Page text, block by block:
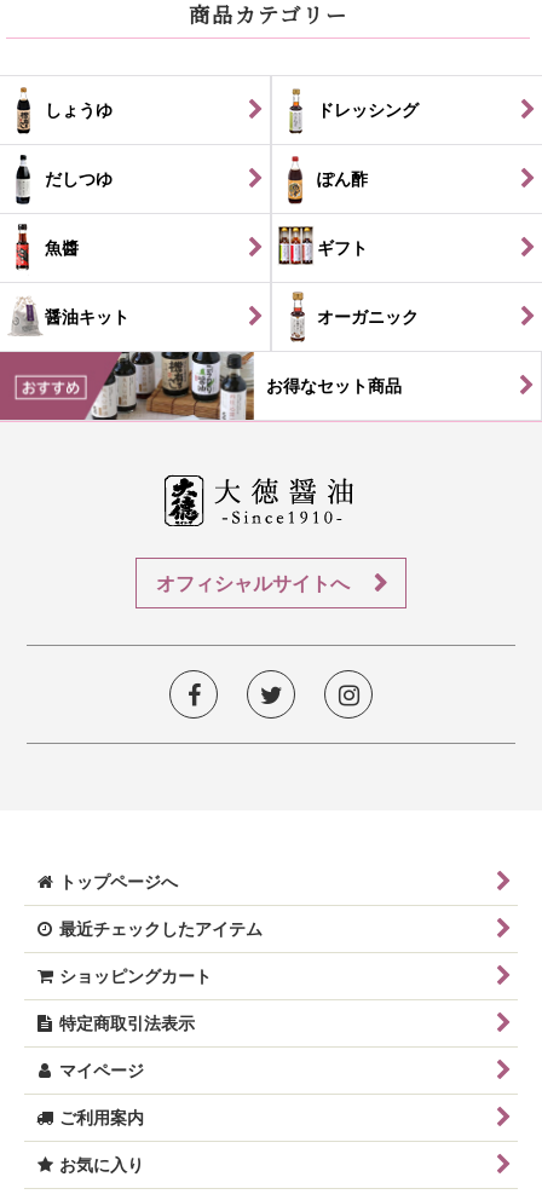
商品カテゴリー
しょうゆ ドレッシング
だしつゆ ぽん酢
魚醬 ギフト
醤油キット オーガニック
お得なセット商品
オフィシャルサイトへ
トップページへ
最近チェックしたアイテム
ショッピングカート
特定商取引法表示
マイページ
ご利用案内
お気に入り